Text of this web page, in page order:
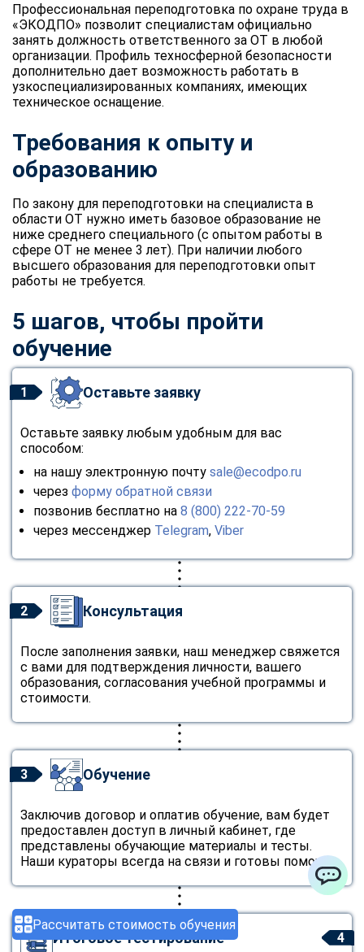
Рассчитать стоимость обучения
Профессиональная переподготовка по охране труда в
«ЭКОДПО» позволит специалистам официально
занять должность ответственного за ОТ в любой
организации. Профиль техносферной безопасности
дополнительно дает возможность работать в
узкоспециализированных компаниях, имеющих
техническое оснащение.
Требования к опыту и
образованию
По закону для переподготовки на специалиста в
области ОТ нужно иметь базовое образование не
ниже среднего специального (с опытом работы в
сфере ОТ не менее 3 лет). При наличии любого
высшего образования для переподготовки опыт
работы не требуется.
5 шагов, чтобы пройти
обучение
1 Оставьте заявку
Оставьте заявку любым удобным для вас
способом:
на нашу электронную почту sale@ecodpo.ru
через форму обратной связи
позвонив бесплатно на 8 (800) 222-70-59
через мессенджер Telegram, Viber
2 Консультация
После заполнения заявки, наш менеджер свяжется
с вами для подтверждения личности, вашего
образования, согласования учебной программы и
стоимости.
3 Обучение
Заключив договор и оплатив обучение, вам будет
предоставлен доступ в личный кабинет, где
представлены обучающие материалы и тесты.
Наши кураторы всегда на связи и готовы помочь.
4
Итоговое тестирование
ChatApp
online
Мессенджеры
Telegram
Vkontakte
Max